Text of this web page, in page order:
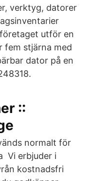
verktyg, datorer
utför en
fem stjärna med
dator på en
::
normalt för
Vi erbjuder i
kostnadsfri